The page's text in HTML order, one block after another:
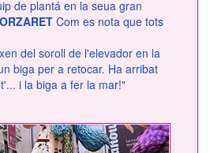
de plantá en la seua gran
Com es nota que tots
del soroll de l'elevador en la
biga per a retocar. Ha arribat
i la biga a fer la mar!"